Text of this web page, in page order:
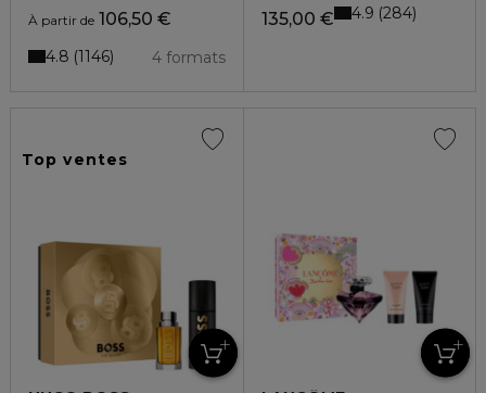
À partir de 106,50 €
4 formats
4.8 1146
135,00 € 4.9 284
Top ventes